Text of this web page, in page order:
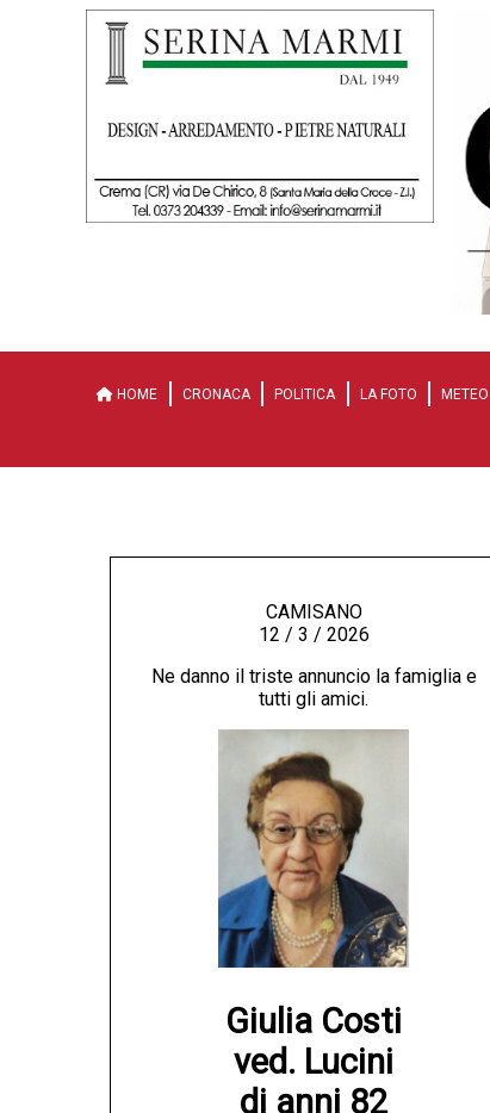
HOME CRONACA POLITICA LA FOTO METEO
CAMISANO
12 / 3 / 2026
Ne danno il triste annuncio la famiglia e
tutti gli amici.
Giulia Costi
ved. Lucini
di anni 82